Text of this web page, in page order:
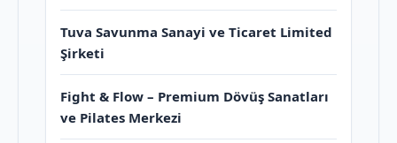
Tuva Savunma Sanayi ve Ticaret Limited
Şirketi
Fight & Flow – Premium Dövüş Sanatları
ve Pilates Merkezi